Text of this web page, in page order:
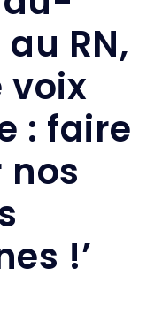
au RN,
voix
: faire
!’